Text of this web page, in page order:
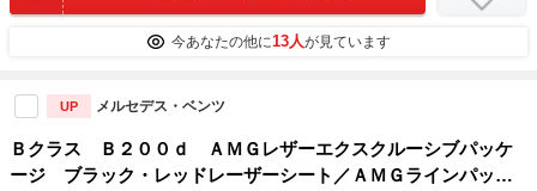
今あなたの他に13人が見ています
UP メルセデス・ベンツ
Ｂクラス Ｂ２００ｄ ＡＭＧレザーエクスクルーシブパッケ
ージ ブラック・レッドレーザーシート／ＡＭＧラインパッケ